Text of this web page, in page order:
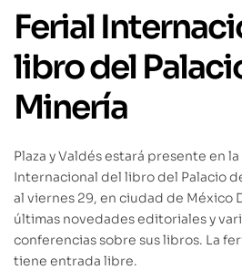
Ferial
libro del
Minería
Plaza y Valdés estará presente en
Internacional del libro del Palacio
al viernes 29, en ciudad de México
últimas novedades editoriales y
conferencias sobre sus libros. La
tiene entrada libre.